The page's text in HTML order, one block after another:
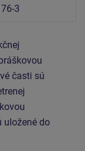
3
časti sú
uložené do